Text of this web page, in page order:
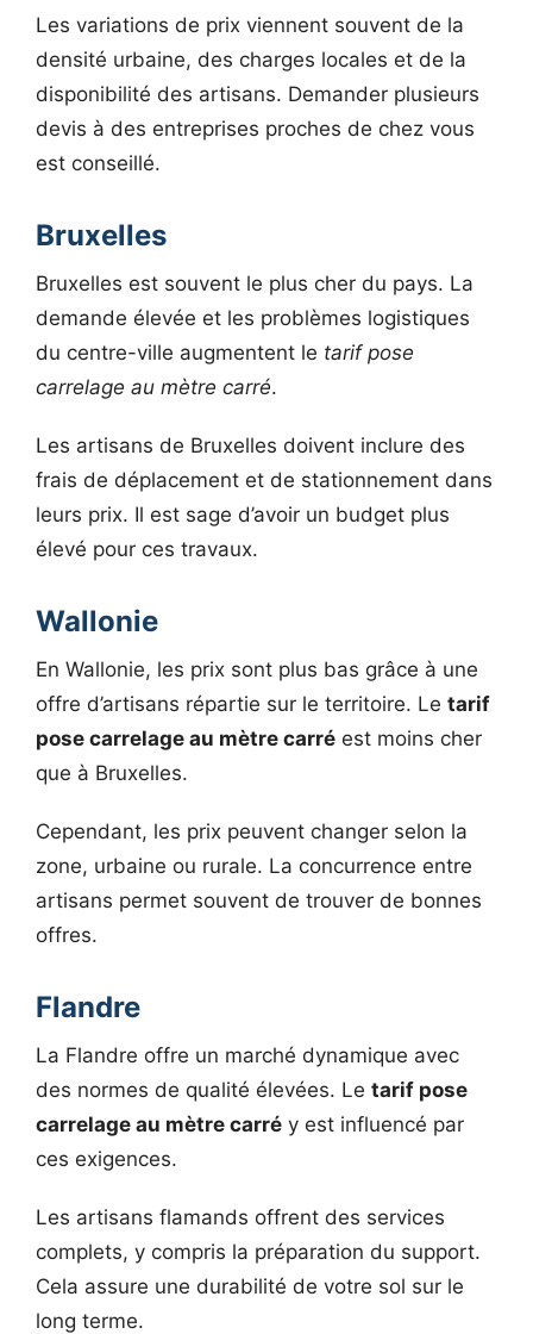
Les variations de prix viennent souvent de la
densité urbaine, des charges locales et de la
disponibilité des artisans. Demander plusieurs
devis à des entreprises proches de chez vous
est conseillé.
Bruxelles
Bruxelles est souvent le plus cher du pays. La
demande élevée et les problèmes logistiques
du centre-ville augmentent le tarif pose
carrelage au mètre carré.
Les artisans de Bruxelles doivent inclure des
frais de déplacement et de stationnement dans
leurs prix. Il est sage d’avoir un budget plus
élevé pour ces travaux.
Wallonie
En Wallonie, les prix sont plus bas grâce à une
offre d’artisans répartie sur le territoire. Le tarif
pose carrelage au mètre carré est moins cher
que à Bruxelles.
Cependant, les prix peuvent changer selon la
zone, urbaine ou rurale. La concurrence entre
artisans permet souvent de trouver de bonnes
offres.
Flandre
La Flandre offre un marché dynamique avec
des normes de qualité élevées. Le tarif pose
carrelage au mètre carré y est influencé par
ces exigences.
Les artisans flamands offrent des services
complets, y compris la préparation du support.
Cela assure une durabilité de votre sol sur le
long terme.